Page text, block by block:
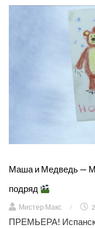
Маша и Медведь —
подряд
Мистер Макс /
ПРЕМЬЕРА!